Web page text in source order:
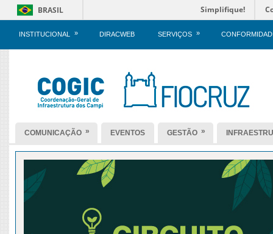
BRASIL Simplifique!
INSTITUCIONAL » DIRACWEB SERVIÇOS »
COMUNICAÇÃO » EVENTOS GESTÃO »